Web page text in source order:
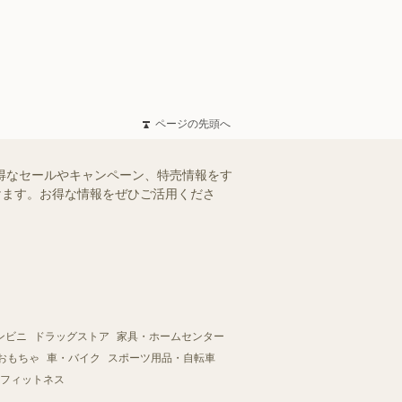
ページの先頭へ
セールやキャンペーン、特売情報をす
す。お得な情報をぜひご活用くださ
ビニ ドラッグストア
家具・ホームセンター
もちゃ
車・バイク
スポーツ用品・自転車
ィットネス